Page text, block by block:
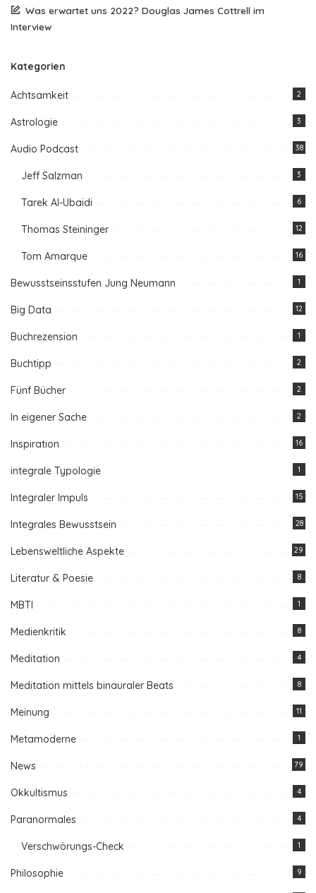
Was erwartet uns 2022? Douglas James Cottrell im
Interview
Kategorien
Achtsamkeit 2
Astrologie 3
Audio Podcast 38
Jeff Salzman 3
Tarek Al-Ubaidi 6
Thomas Steininger 12
Tom Amarque 16
Bewusstseinsstufen Jung Neumann 1
Big Data 12
Buchrezension 1
Buchtipp 2
Fünf Bücher 2
In eigener Sache 2
Inspiration 16
integrale Typologie 1
Integraler Impuls 15
Integrales Bewusstsein 28
Lebensweltliche Aspekte 29
Literatur & Poesie 8
MBTI 1
Medienkritik 8
Meditation 4
Meditation mittels binauraler Beats 8
Meinung 11
Metamoderne 1
News 79
Okkultismus 4
Paranormales 4
Verschwörungs-Check 1
Philosophie 9